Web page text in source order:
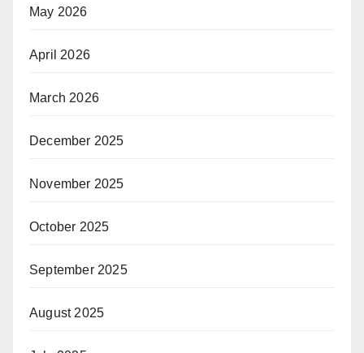
May 2026
April 2026
March 2026
December 2025
November 2025
October 2025
September 2025
August 2025